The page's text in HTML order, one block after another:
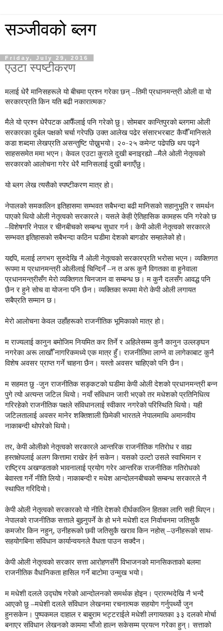
सञ्जीवको ब्लग
Friday, July 29, 2016
एउटा स्पष्टीकरण
मलाई धेरै मानिसहरूले यो बीचमा प्रश्न गरेका छन् –तिमी प्रधानमन्त्री ओली वा यो
सरकारप्रति किन यति बढी नकारात्मक?
मैले यो प्रश्न धेरैपटक आफैँलाई पनि गरेको छु। सोमबार कान्तिपुरको ब्लगमा ओली
सरकारका दुर्बल पक्षको चर्चा गरेपछि उक्त आलेख पढेर संसारभरबाट कैयौँ मानिसले
कडा शब्दमा लेखप्रति असन्तुष्टि पोख्नुभयो। २०-२५ कमेन्ट पढेपछि थप पढ्ने
साहससमेत ममा भएन। केवल एउटा कुराले दुखी बनाइरह्यो –मैले ओली नेतृत्वको
सरकारको आलोचना गरेर धेरै मानिसलाई दुखी बनाएँछु।
यो ब्लग लेख त्यसैको स्पष्टीकरण मात्र हो।
नेपालको समकालिन इतिहासमा सम्भवत सबैभन्दा बढी मानिसको सहानुभूति र समर्थन
पाएको थियो ओली नेतृत्वको सरकारले। यसले केही ऐतिहासिक कामहरू पनि गरेको छ
–विशेषगरि नेपाल र चीनबीचको सम्बन्ध सुधार गर्न। केपी ओली नेतृत्वको सरकारले
सम्भवत इतिहासको सबैभन्दा कठिन घडीमा देशको बागडोर सम्हालेको हो।
यद्दपि, मलाई लगभग सुरुदेखि नै ओली नेतृत्वको सरकारप्रति भरोसा भएन। व्यक्तिगत
रूपमा म प्रधानमन्त्री ओलीलाई चिन्दिनँ –न त अरू कुनै विगतका वा हुनेवाला
प्रधानमन्त्रीसँग मेरो व्यक्तिगत चिनजान वा सम्बन्ध छ। म कुनै दलसँग आवद्ध पनि
छैन र हुने सोच वा योजना पनि छैन। व्यक्तिका रूपमा मेरो केपी ओली लगायत
सबैप्रति सम्मान छ।
मेरो आलोचना केवल उहाँहरूको राजनीतिक भूमिकाको मात्र हो।
म राज्यलाई कानुन बमोजिम नियमित कर तिर्ने र अहिलेसम्म कुनै कानुन उल्लङ्घन
नगरेका अरू लाखौँ नागरिकमध्ये एक मात्र हुँ। राजनीतिमा लाग्ने वा लागेकाबाट कुनै
विशेष अवसर प्राप्त गर्ने चाहना छैन। यस्तो अवसर चाहिएको पनि छैन।
म सहमत छु -जुन राजनीतिक सङ्कटको घडीमा केपी ओली देशको प्रधानमन्त्री बन्न
पुगे त्यो अत्यन्त जटिल थियो। नयाँ संविधान जारी भएको तर मधेशको प्रतिनिधित्व
गरिरहेको राजनीतिक पक्षले संविधानलाई स्वीकार नगरेको परिस्थिति थियो। यही
जटिलतालाई अवसर मानेर शक्तिशाली छिमेकी भारतले नेपालमाथि अमानवीय
नाकाबन्दी थोपरेको थियो।
तर, केपी ओलीको नेतृत्वको सरकारले आन्तरिक राजनीतिक गतिरोध र वाह्य
हस्तक्षेपलाई अलग कित्तामा राखेर हेर्न सकेन। यसको उल्टो उसले स्वाभिमान र
राष्ट्रिय अखण्डताको भावनालाई प्रयोग गरेर आन्तरिक राजनीतिक गतिरोधको
बेवास्ता गर्ने नीति लियो। नाकाबन्दी र मधेश आन्दोलनबीचको सम्बन्ध सरकारले नै
स्थापित गरिदियो।
केपी ओली नेतृत्वको सरकारको यो नीति देशको दीर्घकालिन हितका लागि सही थिएन।
नेपालको राजनीतिक सत्ताले बुझ्नुपर्ने के हो भने मधेशी दल निर्वाचनमा जतिसुकै
कमजोर किन नहुन्, उनीहरूको छवी जतिसुकै खराव किन नहोस् –उनीहरूको साथ-
सहयोगबिना संविधान कार्यान्वयनले वैधता पाउन सक्दैन।
केपी ओली नेतृत्वको सरकार सत्ता आरोहणसँगै विभाजनको मानसिकताको बलमा
राजनीतिक वैधानिकता हासिल गर्ने बाटोमा उन्मुख भयो।
म मधेशी दलले उद्घोष गरेको आन्दोलनको समर्थक होइन। प्रारम्भदेखि नै भन्दै
आएको छु –मधेशी दलले संविधान लेखनमा रचनात्मक सहयोग गर्नुपर्थ्यो जुन
हुनसकेन। पुष्पकमल दाहाल र बाबुराम भट्टराईले मधेशी लगायतका ३३ दलको मोर्चा
बनाएर संविधान लेखनको काममा भाँजो हाल्न सकेसम्म प्रयत्न गरेका हुन्। सत्ताको